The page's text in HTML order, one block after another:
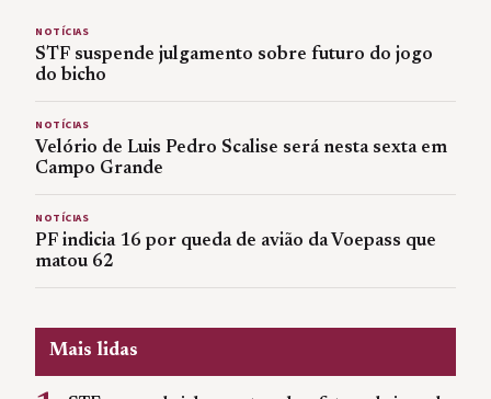
NOTÍCIAS
STF suspende julgamento sobre futuro do jogo
do bicho
NOTÍCIAS
Velório de Luis Pedro Scalise será nesta sexta em
Campo Grande
NOTÍCIAS
PF indicia 16 por queda de avião da Voepass que
matou 62
Mais lidas